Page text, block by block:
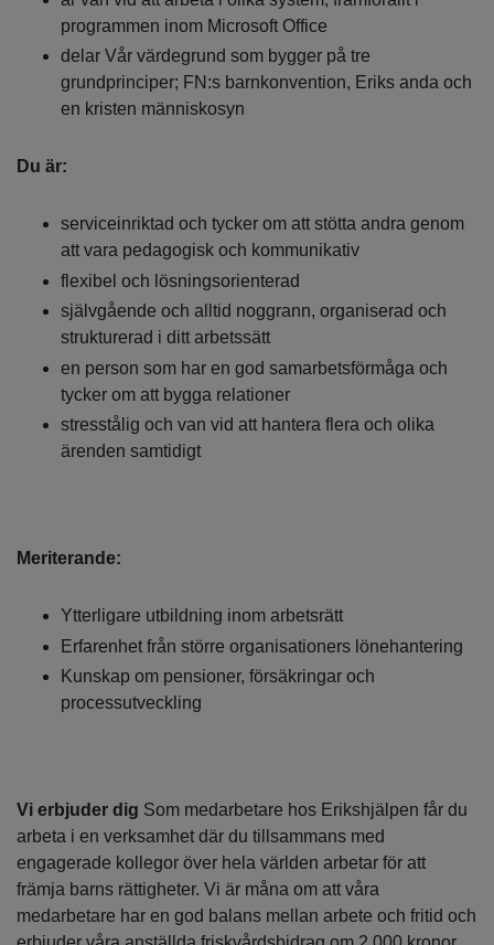
programmen inom Microsoft Office
delar Vår värdegrund som bygger på tre
grundprinciper; FN:s barnkonvention, Eriks anda och
en kristen människosyn
Du är:
serviceinriktad och tycker om att stötta andra genom
att vara pedagogisk och kommunikativ
flexibel och lösningsorienterad
självgående och alltid noggrann, organiserad och
strukturerad i ditt arbetssätt
en person som har en god samarbetsförmåga och
tycker om att bygga relationer
stresstålig och van vid att hantera flera och olika
ärenden samtidigt
Meriterande:
Ytterligare utbildning inom arbetsrätt
Erfarenhet från större organisationers lönehantering
Kunskap om pensioner, försäkringar och
processutveckling
Vi erbjuder dig Som medarbetare hos Erikshjälpen får du
arbeta i en verksamhet där du tillsammans med
engagerade kollegor över hela världen arbetar för att
främja barns rättigheter. Vi är måna om att våra
medarbetare har en god balans mellan arbete och fritid och